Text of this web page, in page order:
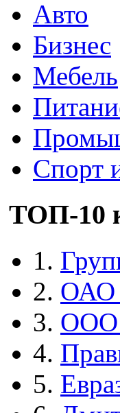
Авто
Бизнес
Мебель
Спорт
ТОП-10
1.
2. ОАО
3. ООО
4.
5.